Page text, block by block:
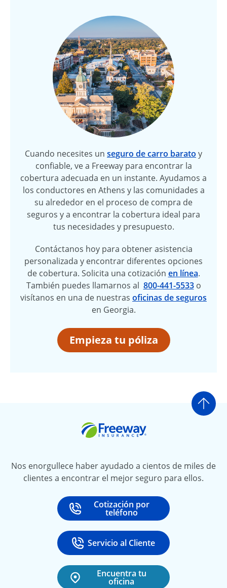
Cuando necesites un seguro de carro barato y
confiable, ve a Freeway para encontrar la
cobertura adecuada en un instante. Ayudamos a
los conductores en Athens y las comunidades a
su alrededor en el proceso de compra de
seguros y a encontrar la cobertura ideal para
tus necesidades y presupuesto.
Contáctanos hoy para obtener asistencia
personalizada y encontrar diferentes opciones
de cobertura. Solicita una cotización en línea.
También puedes llamarnos al 800-441-5533o
visítanos en una de nuestras oficinas de seguros
en Georgia.
Empieza tu póliza
Ir
Nos enorgullece haber ayudado a cientos de miles de
clientes a encontrar el mejor seguro para ellos.
Call
Cotización por
teléfono
at
Call
Servicio al Cliente
at 888-531-6720
Encuentra tu
oficina